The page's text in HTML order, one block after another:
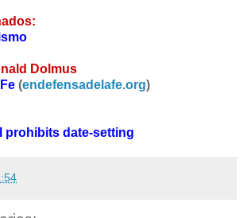
Dolmus
(endefensadelafe.org)
prohibits date-setting